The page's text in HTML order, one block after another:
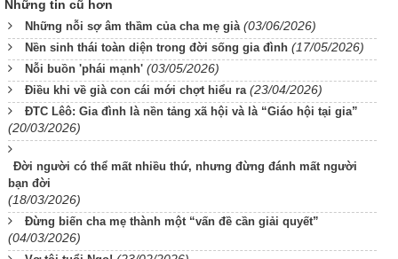
Những tin cũ hơn
Những nỗi sợ âm thầm của cha mẹ già (03/06/2026)
Nền sinh thái toàn diện trong đời sống gia đình (17/05/2026)
Nỗi buồn 'phái mạnh' (03/05/2026)
Điều khi về già con cái mới chợt hiểu ra (23/04/2026)
ĐTC Lêô: Gia đình là nền tảng xã hội và là “Giáo hội tại gia”
(20/03/2026)
Đời người có thể mất nhiều thứ, nhưng đừng đánh mất người
bạn đời
(18/03/2026)
Đừng biến cha mẹ thành một “vấn đề cần giải quyết”
(04/03/2026)